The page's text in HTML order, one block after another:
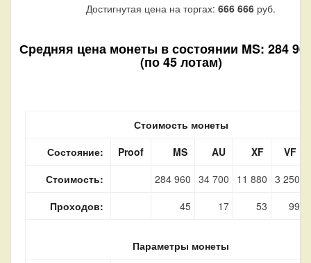
Достигнутая цена на торгах: 666 666 руб.
Средняя цена монеты в состоянии MS: 284
(по 45 лотам)
Стоимость монеты
Состояние:
Proof MS AU XF
VF
Стоимость:
284 960 34 700 11 880 3 250
Проходов:
45 17 53 99
Параметры монеты